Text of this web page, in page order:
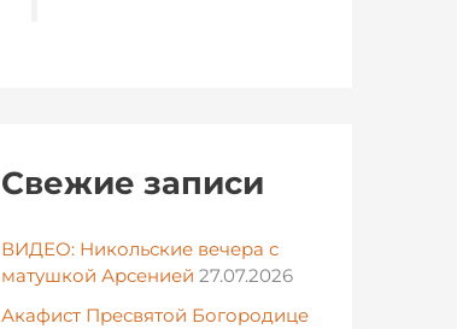
Свежие записи
ВИДЕО: Никольские вечера с
матушкой Арсенией 27.07.2026
Акафист Пресвятой Богородице